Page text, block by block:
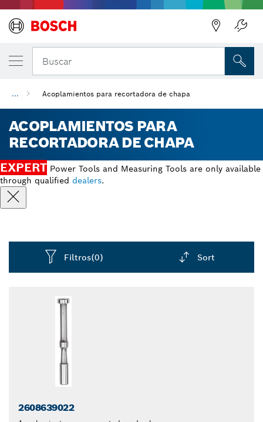
Buscar
... Acoplamientos para recortadora de chapa
ACOPLAMIENTOS PARA
RECORTADORA DE CHAPA
EXPERT Power Tools and Measuring Tools are only available
through qualified dealers.
Filtros(0) Sort
2608639022